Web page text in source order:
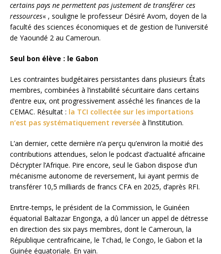
certains pays ne permettent pas justement de transférer ces
ressources« , souligne le professeur Désiré Avom, doyen de la
faculté des sciences économiques et de gestion de l’université
de Yaoundé 2 au Cameroun.
Seul bon élève : le Gabon
Les contraintes budgétaires persistantes dans plusieurs États
membres, combinées à l’instabilité sécuritaire dans certains
d’entre eux, ont progressivement asséché les finances de la
CEMAC. Résultat : la TCI collectée sur les importations
n’est pas systématiquement reversée à l’institution.
L’an dernier, cette dernière n’a perçu qu’environ la moitié des
contributions attendues, selon le podcast d’actualité africaine
Décrypter l’Afrique. Pire encore, seul le Gabon dispose d’un
mécanisme autonome de reversement, lui ayant permis de
transférer 10,5 milliards de francs CFA en 2025, d’après RFI.
Enrtre-temps, le président de la Commission, le Guinéen
équatorial Baltazar Engonga, a dû lancer un appel de détresse
en direction des six pays membres, dont le Cameroun, la
République centrafricaine, le Tchad, le Congo, le Gabon et la
Guinée équatoriale. En vain.